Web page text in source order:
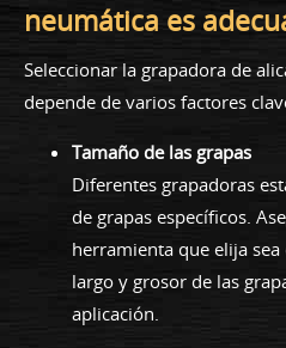
neumática es
Seleccionar la grapadora de
depende de varios factores
Tamaño de las grapas
Diferentes grapadoras
de grapas específicos.
herramienta que elija
largo y grosor de las
aplicación.